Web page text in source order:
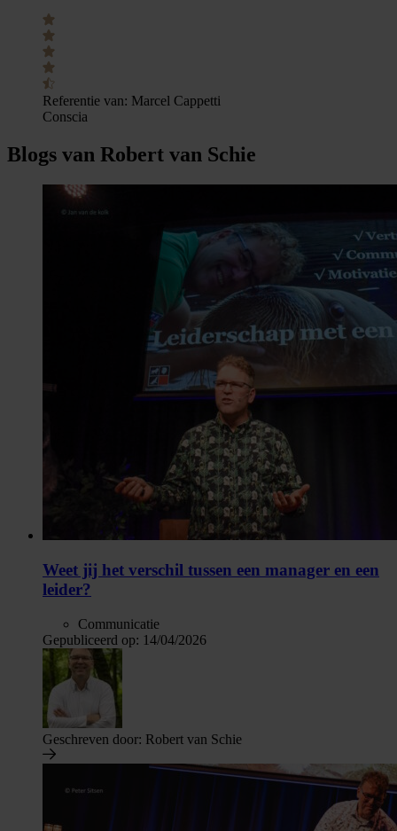
Referentie van: Marcel Cappetti
Conscia
Blogs van Robert van Schie
Weet jij het verschil tussen een manager en een
leider?
Communicatie
Gepubliceerd op: 14/04/2026
Geschreven door: Robert van Schie